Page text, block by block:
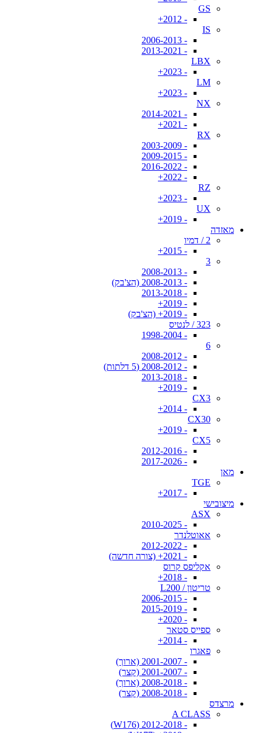
GS
- 2012+
IS
- 2006-2013
- 2013-2021
LBX
- 2023+
LM
- 2023+
NX
- 2014-2021
- 2021+
RX
- 2003-2009
- 2009-2015
- 2016-2022
- 2022+
RZ
- 2023+
UX
- 2019+
מאזדה
2 / דמיו
- 2015+
3
- 2008-2013
- 2008-2013 (הצ'בק)
- 2013-2018
- 2019+
- 2019+ (הצ'בק)
323 / לנטיס
- 1998-2004
6
- 2008-2012
- 2008-2012 (5 דלתות)
- 2013-2018
- 2019+
CX3
- 2014+
CX30
- 2019+
CX5
- 2012-2016
- 2017-2026
מאן
TGE
- 2017+
מיצובישי
ASX
- 2010-2025
אאוטלנדר
- 2012-2022
- 2021+ (צורה חדשה)
אקליפס קרוס
- 2018+
טריטון / L200
- 2006-2015
- 2015-2019
- 2020+
ספייס סטאר
- 2014+
פאגרו
- 2001-2007 (ארוך)
- 2001-2007 (קצר)
- 2008-2018 (ארוך)
- 2008-2018 (קצר)
מרצדס
A CLASS
- 2012-2018 (W176)